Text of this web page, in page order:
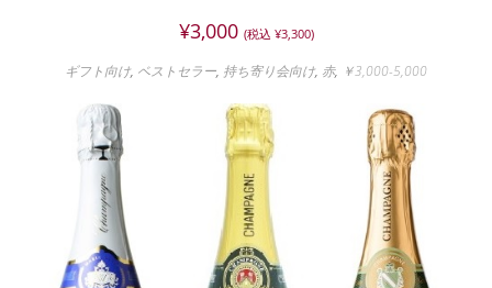
¥3,000 (税込 ¥3,300)
ギフト向け, ベストセラー, 持ち寄り会向け, 赤, ￥3,000-5,000